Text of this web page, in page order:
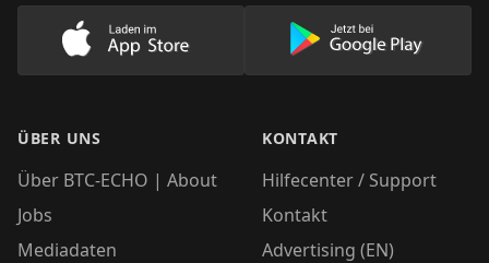
Lade unsere App im AppStore herunter
Lade unsere
ÜBER UNS
Über BTC-ECHO | About
Jobs
Mediadaten
KONTAKT
Hilfecenter / Support
Kontakt
Advertising (EN)